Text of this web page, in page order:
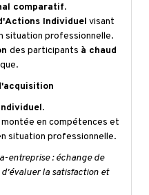
comparatif.
Individuel visant
situation professionnelle.
des participants à chaud
.
montée en compétences et
situation professionnelle.
entreprise : échange de
la satisfaction et